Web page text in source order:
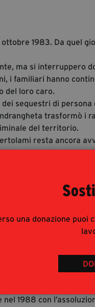
una donazione puoi
1983. Da quel
ma si interruppero
i familiari hanno
del loro caro.
sequestri di persona
trasformò i
del territorio.
resta ancora
secondo, furono
ogni mattina si
anno del liceo
del padre, che nei
di colpi, lungo la
silenzi e un clima
elementi
con ritardo
1988 con